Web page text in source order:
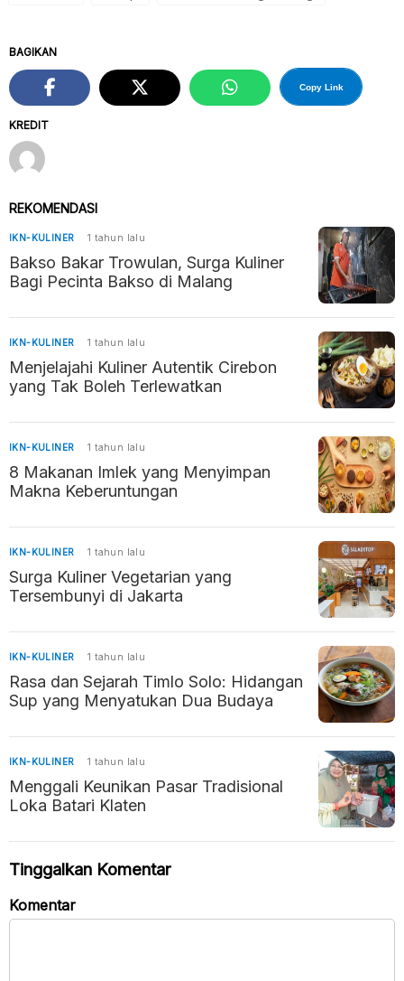
KREDIT
BAGIKAN
Copy Link
REKOMENDASI
IKN-KULINER 1 tahun lalu
Bakso Bakar Trowulan, Surga Kuliner
Bagi Pecinta Bakso di Malang
IKN-KULINER 1 tahun lalu
Menjelajahi Kuliner Autentik Cirebon
yang Tak Boleh Terlewatkan
IKN-KULINER 1 tahun lalu
8 Makanan Imlek yang Menyimpan
Makna Keberuntungan
IKN-KULINER 1 tahun lalu
Surga Kuliner Vegetarian yang
Tersembunyi di Jakarta
IKN-KULINER 1 tahun lalu
Rasa dan Sejarah Timlo Solo: Hidangan
Sup yang Menyatukan Dua Budaya
IKN-KULINER 1 tahun lalu
Menggali Keunikan Pasar Tradisional
Loka Batari Klaten
Tinggalkan Komentar
Komentar